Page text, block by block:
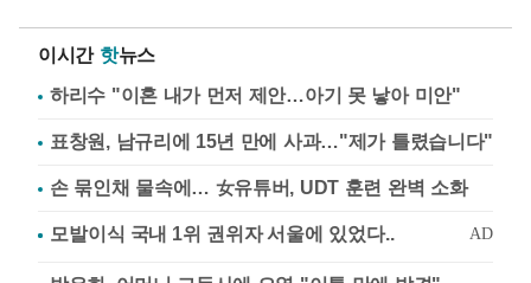
이시간 핫뉴스
하리수 "이혼 내가 먼저 제안…아기 못 낳아 미안"
표창원, 남규리에 15년 만에 사과…"제가 틀렸습니다"
손 묶인채 물속에… 女유튜버, UDT 훈련 완벽 소화